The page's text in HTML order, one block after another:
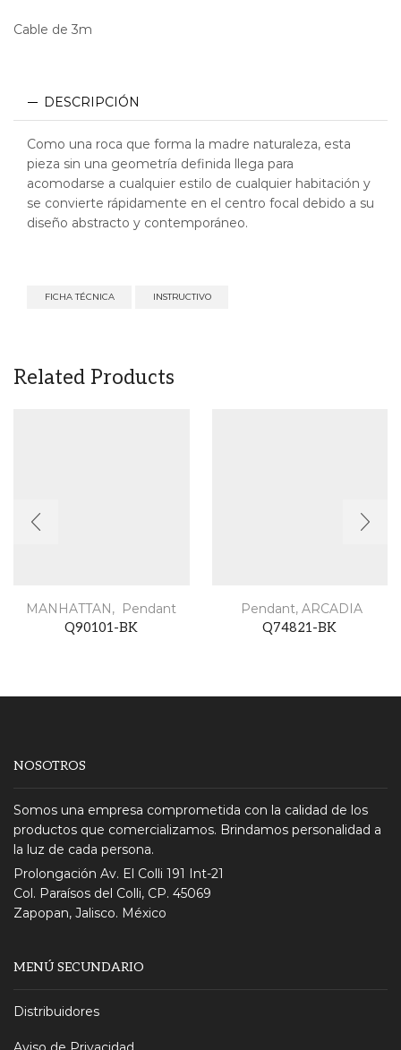
Cable de 3m
DESCRIPCIÓN
Como una roca que forma la madre naturaleza, esta
pieza sin una geometría definida llega para
acomodarse a cualquier estilo de cualquier habitación y
se convierte rápidamente en el centro focal debido a su
diseño abstracto y contemporáneo.
FICHA TÉCNICA INSTRUCTIVO
Related Products
MANHATTAN, Pendant
Q90101-BK
Pendant, ARCADIA
Q74821-BK
NOSOTROS
Somos una empresa comprometida con la calidad de los
productos que comercializamos. Brindamos personalidad a
la luz de cada persona.
Prolongación Av. El Colli 191 Int-21
Col. Paraísos del Colli, CP. 45069
Zapopan, Jalisco. México
MENÚ SECUNDARIO
Distribuidores